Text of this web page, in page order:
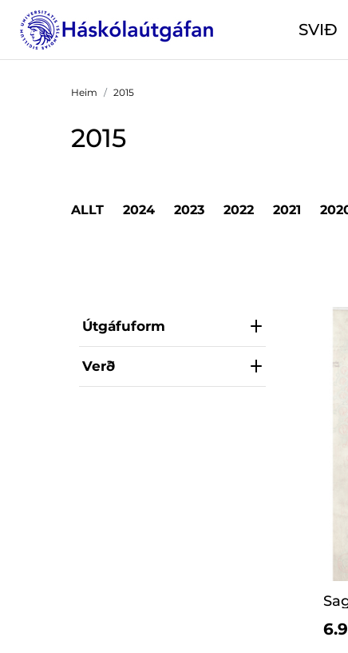
SVIÐ
Heim 2015
2015
ALLT 2024 2023 2022 2021
Útgáfuform
Verð